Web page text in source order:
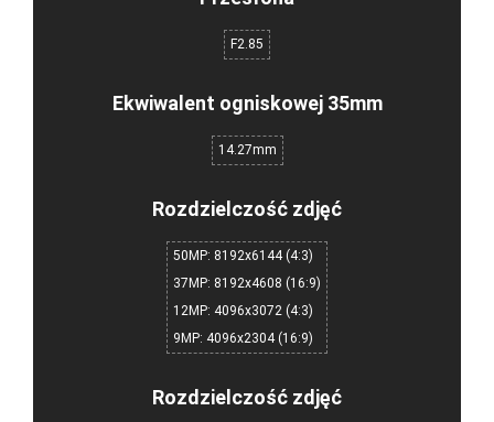
F2.85
Ekwiwalent ogniskowej 35mm
14.27mm
Rozdzielczość zdjęć
50MP: 8192x6144 (4:3)
37MP: 8192x4608 (16:9)
12MP: 4096x3072 (4:3)
9MP: 4096x2304 (16:9)
Rozdzielczość zdjęć